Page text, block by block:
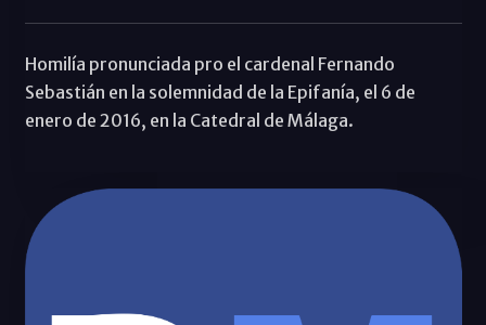
Homilía pronunciada pro el cardenal Fernando
Sebastián en la solemnidad de la Epifanía, el 6 de
enero de 2016, en la Catedral de Málaga.